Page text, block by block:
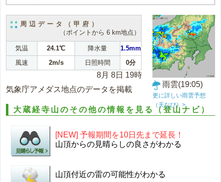
周辺データ（甲府）
（ポイントから 6 km地点）
気温 24.1℃ 降水量
1.5mm
風速
2m/s 日照時間 0分
8月 8日 19時
気象庁アメダス地点のデータを掲載
雨雲(19:05)
更に詳しい雨雲予想
（天なび）>
大蔵経寺山のその他の情報を見る（登山ナビ）
[NEW] 予報期間を10日先まで延長！
山頂からの見晴らしの良さがわかる
山頂付近の雷の可能性がわかる